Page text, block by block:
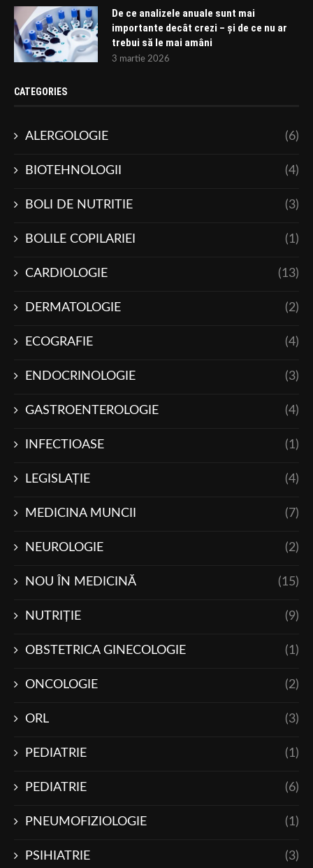
De ce analizele anuale sunt mai
importante decât crezi – și de ce nu ar
trebui să le mai amâni
3 martie 2026
CATEGORIES
ALERGOLOGIE (6)
BIOTEHNOLOGII (4)
BOLI DE NUTRITIE (3)
BOLILE COPILARIEI (1)
CARDIOLOGIE (13)
DERMATOLOGIE (2)
ECOGRAFIE (4)
ENDOCRINOLOGIE (3)
GASTROENTEROLOGIE (4)
INFECTIOASE (1)
LEGISLAŢIE (4)
MEDICINA MUNCII (7)
NEUROLOGIE (2)
NOU ÎN MEDICINĂ (15)
NUTRIŢIE (9)
OBSTETRICA GINECOLOGIE (1)
ONCOLOGIE (2)
ORL (3)
PEDIATRIE (1)
PEDIATRIE (6)
PNEUMOFIZIOLOGIE (1)
PSIHIATRIE (3)